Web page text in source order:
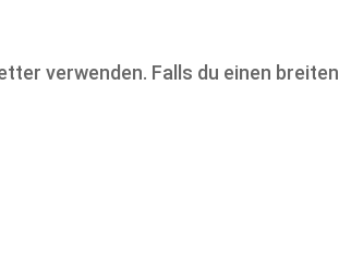
verwenden. Falls du einen breiten